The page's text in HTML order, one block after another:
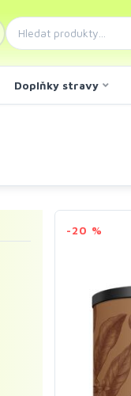
Doplňky stravy
-20 %